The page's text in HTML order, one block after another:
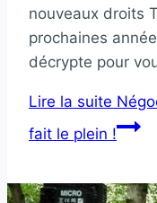
nouveaux droits
prochaines
décrypte pour
Lire la suite
fait le plein !